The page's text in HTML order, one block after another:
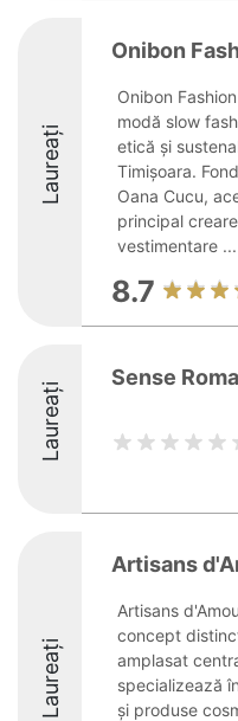
Laureați
Onibon
Onibon
modă slow
etică și
Timișoara.
Oana Cucu,
principal
vestimentare ...
8.7
Laureați
Sense
Laureați
Artisans
Artisans
concept
amplasat
specializează
și produse